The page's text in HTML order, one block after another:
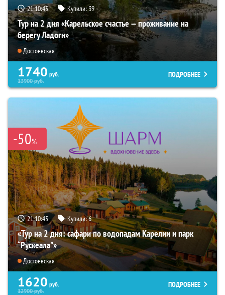
21:10:44 Купили:39
Тур на 2 дня «Карельское счастье — проживание на
берегу Ладоги»
Достоевская
1740 руб.
13900руб.
ПОДРОБНЕЕ
-50%
21:10:44 Купили:6
«Тур на 2 дня: сафари по водопадам Карелии и парк
“Рускеала"»
Достоевская
1620 руб.
12900руб.
ПОДРОБНЕЕ